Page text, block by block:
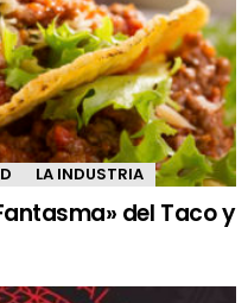
LA INDUSTRIA
del Taco y